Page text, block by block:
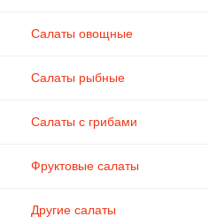
Салаты овощные
Салаты рыбные
Салаты с грибами
Фруктовые салаты
Другие салаты